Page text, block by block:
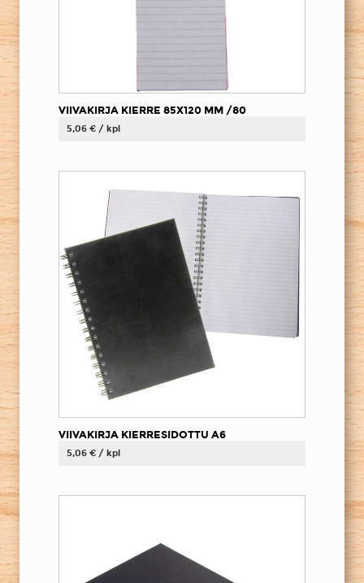
VIIVAKIRJA KIERRE 85X120 MM /80
5,06 € / kpl
VIIVAKIRJA KIERRESIDOTTU A6
5,06 € / kpl